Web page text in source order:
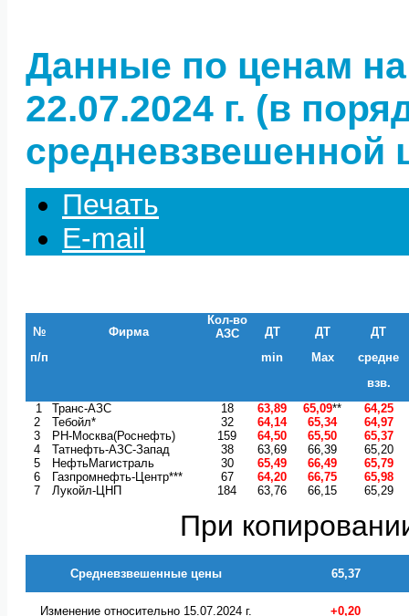
Данные по ценам
22.07.2024 г. (в
средневзвешенной
Печать
E-mail
№
п/п
Фирма
Кол-во
АЗС
ДТ
min
ДТ
Max
ДТ
средне
взв.
1
Транс-АЗС 18 63,89 65,09**
64,25
2
Тебойл* 32 64,14 65,34
64,97
3
РН-Москва(Роснефть) 159 64,50 65,50
65,37
4
Татнефть-АЗС-Запад 38 63,69 66,39
65,20
5
НефтьМагистраль 30 65,49 66,49
65,79
6
Газпромнефть-Центр*** 67 64,20 66,75
65,98
7
Лукойл-ЦНП 184 63,76 66,15 65,29
При
Средневзвешенные цены 65,37
Изменение относительно 15.07.2024 г. +0,20